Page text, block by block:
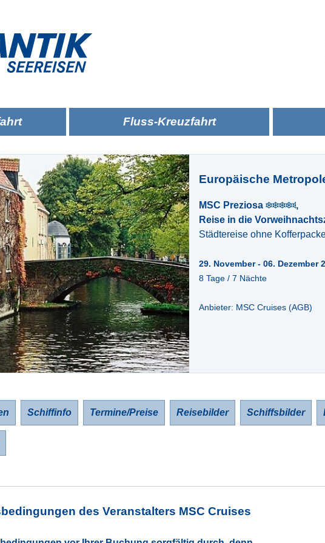
Fluss-Kreuzfahrt
Europäische
MSC Preziosa
,
Reise in die
Städtereise ohne
29. November - 06. Dezember
8 Tage / 7 Nächte
Anbieter: MSC Cruises (AGB)
Schiffinfo Termine/Preise Reisebilder Schiffsbilder
des Veranstalters MSC Cruises